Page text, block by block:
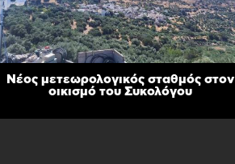
Νέος μετεωρολογικός σταθμός στον
οικισμό του Συκολόγου